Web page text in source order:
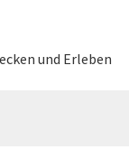
und Erleben